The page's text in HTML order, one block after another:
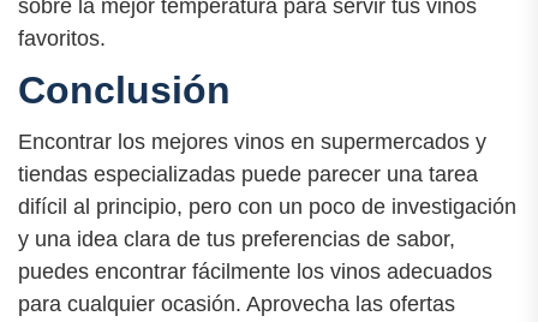
sobre la mejor temperatura para servir tus vinos
favoritos.
Conclusión
Encontrar los mejores vinos en supermercados y
tiendas especializadas puede parecer una tarea
difícil al principio, pero con un poco de investigación
y una idea clara de tus preferencias de sabor,
puedes encontrar fácilmente los vinos adecuados
para cualquier ocasión. Aprovecha las ofertas